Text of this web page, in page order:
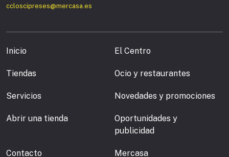
ccloscipreses@mercasa.es
Inicio El Centro
Tiendas Ocio y restaurantes
Servicios Novedades y promociones
Abrir una tienda
Oportunidades y
publicidad
Contacto Mercasa